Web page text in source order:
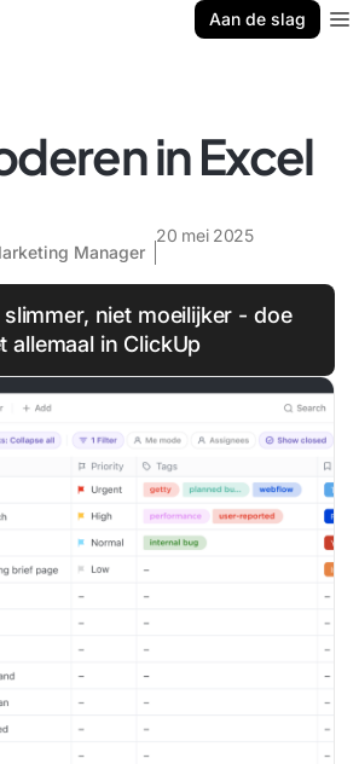
Aan de slag
in Excel
Manager
20 mei 2025
niet moeilijker - doe
allemaal in ClickUp